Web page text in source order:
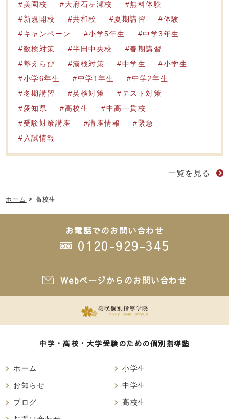
美園校 大府石ヶ瀬校
無料体験
新規開校
共和校 夏期講習
体験
キャンペーン
小学5年生
中学3年生
数検対策
半田中央校
春期講習
塾えらび
漢検対策 中学生
小学生
小学6年生
中学1年生
中学2年生
冬期講習
英検対策
テスト対策
愛知県
高校生
中高一貫校
受験対策講座
講座情報
緊急
入試情報
一覧を見る
ホーム >高校生
お電話でのお問い合わせ
0120-929-345
Webページからのお問い合わせ
中学・高校・大学受験のための個別指導塾
ホーム
お知らせ
ブログ
小学生
中学生
高校生